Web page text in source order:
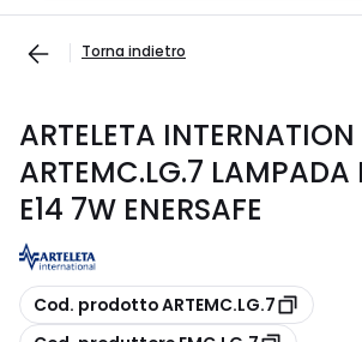
Torna indietro
ARTELETA
ARTEMC.LG.7
E14 7W ENERSAFE
copia
Cod. prodotto ARTEMC.LG.7
copia